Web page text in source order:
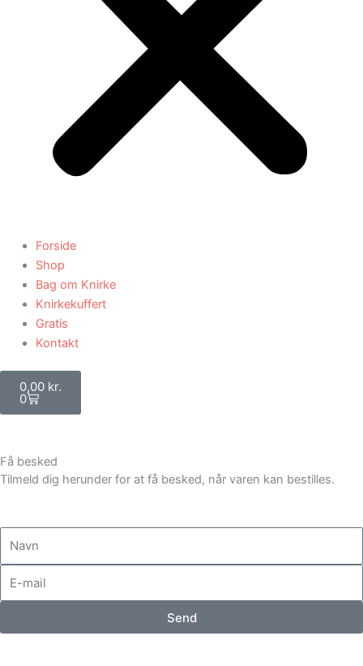
Forside
Shop
Bag om Knirke
Knirkekuffert
Gratis
Kontakt
0,00 kr.
0
Kurv
Få besked
Tilmeld dig herunder for at få besked, når varen kan bestilles.
a
Send